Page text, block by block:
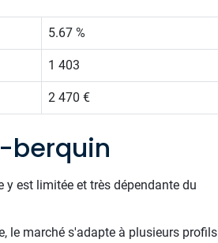
5.67 %
1 403
2 470 €
berquin
est limitée et très dépendante du
le marché s'adapte à plusieurs profils